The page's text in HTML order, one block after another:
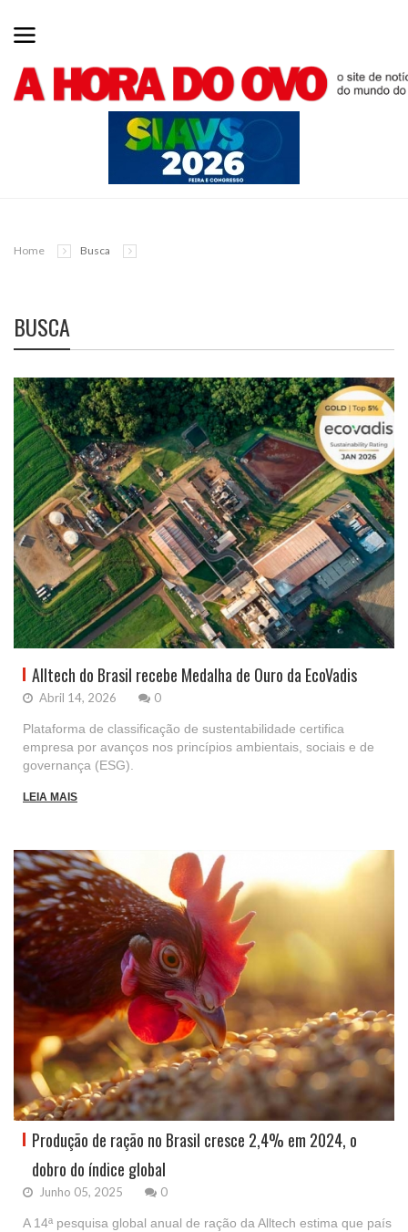
Home Busca
BUSCA
Alltech do Brasil recebe Medalha de Ouro da EcoVadis
Abril 14, 2026 0
Plataforma de classificação de sustentabilidade certifica
empresa por avanços nos princípios ambientais, sociais e de
governança (ESG).
LEIA MAIS
Produção de ração no Brasil cresce 2,4% em 2024, o
dobro do índice global
Junho 05, 2025 0
A 14ª pesquisa global anual de ração da Alltech estima que país